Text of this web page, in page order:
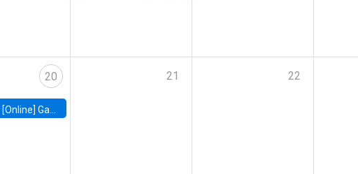
20
[Online] Gabriel Englander, World Bank
21 22